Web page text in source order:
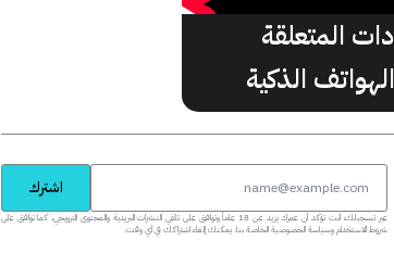
المتعلقة
الذكية
اشترك
عبر تسجيلك، أنت تؤكد أن عمرك يزيد عن 18 عاماً وتوافق على تلقي النشرات البريدية والمحتوى الترويجي، كما توافق على
شروط الاستخدام وسياسة الخصوصية الخاصة بنا. يمكنك إلغاء اشتراكك في أي وقت.